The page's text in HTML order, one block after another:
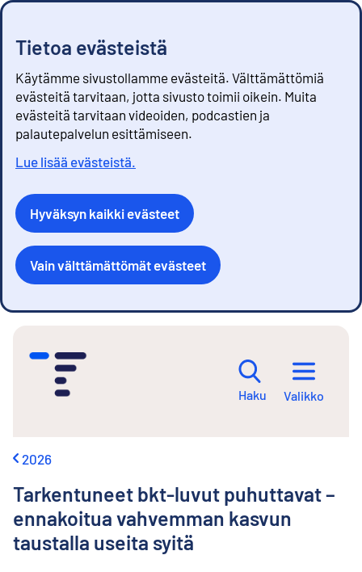
Tietoa evästeistä
Käytämme sivustollamme evästeitä. Välttämättömiä
evästeitä tarvitaan, jotta sivusto toimii oikein. Muita
evästeitä tarvitaan videoiden, podcastien ja
palautepalvelun esittämiseen.
Lue lisää evästeistä.
Hyväksyn kaikki evästeet
Vain välttämättömät evästeet
Haku Valikko
2026
Tarkentuneet bkt-luvut puhuttavat –
ennakoitua vahvemman kasvun
taustalla useita syitä